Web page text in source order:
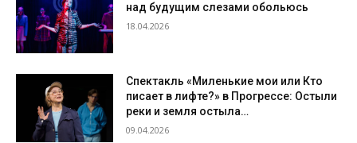
над будущим слезами обольюсь
18.04.2026
Спектакль «Миленькие мои или Кто
писает в лифте?» в Прогрессе: Остыли
реки и земля остыла…
09.04.2026